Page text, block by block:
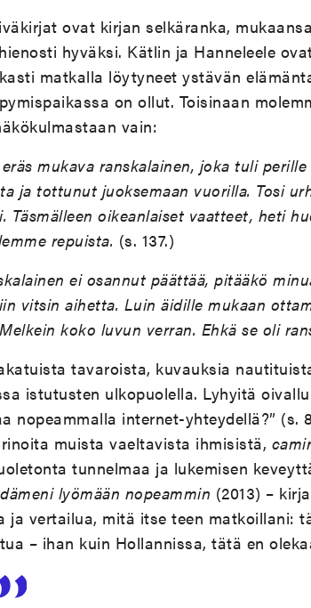
ovat kirjan selkäranka,
hyväksi. Kätlin ja Hanneleele
matkalla löytyneet ystävän
on ollut. Toisinaan
vain:
eräs mukava ranskalainen, joka tuli
ja tottunut juoksemaan vuorilla. Tosi
Täsmälleen oikeanlaiset vaatteet, heti
repuista. (s. 137.)
ei osannut päättää, pitääkö
vitsin aihetta. Luin äidille mukaan
koko luvun verran. Ehkä se oli
tavaroista, kuvauksia
istutusten ulkopuolella. Lyhyitä
nopeammalla internet-yhteydellä?” (s.
muista vaeltavista ihmisistä,
tunnelmaa ja lukemisen
lyömään nopeammin (2013) –
ja vertailua, mitä itse teen matkoillani:
– ihan kuin Hollannissa, tätä en